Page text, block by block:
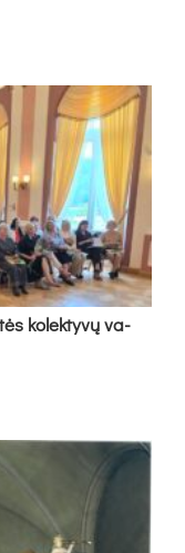
ko­lek­ty­vų va­